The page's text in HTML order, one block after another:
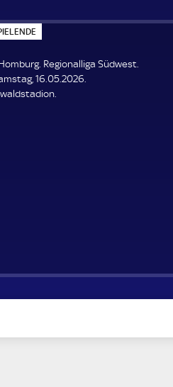
P
E
L
E
N
Regionalliga Südwest.
16.05.2026.